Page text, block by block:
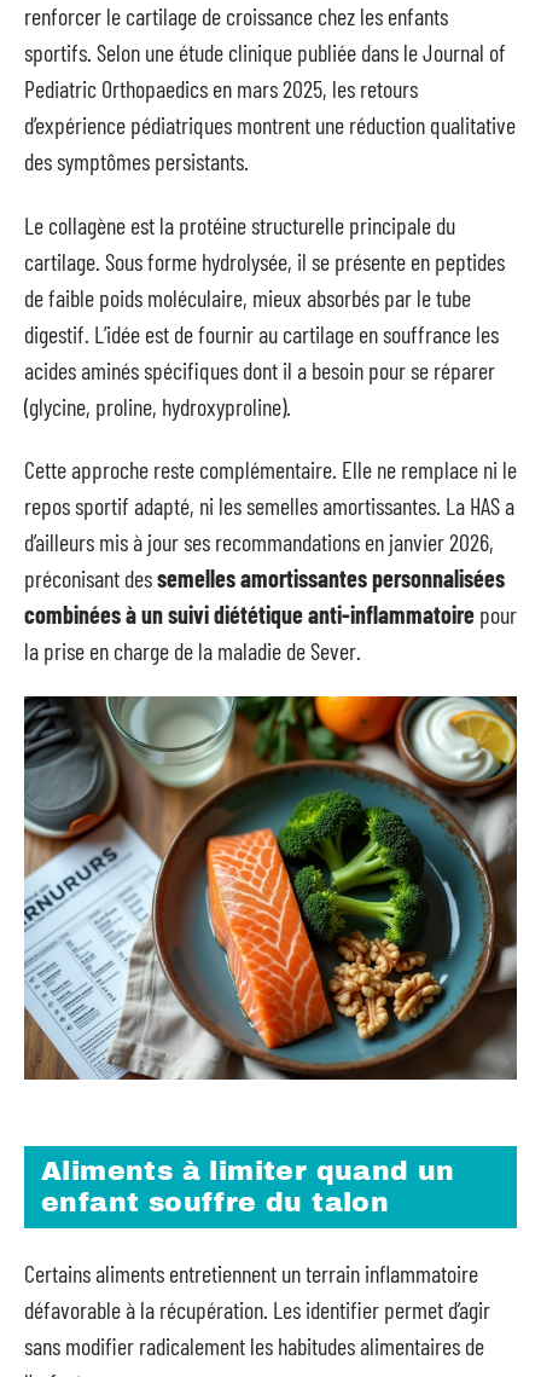
renforcer le cartilage de croissance chez les enfants
sportifs. Selon une étude clinique publiée dans le Journal of
Pediatric Orthopaedics en mars 2025, les retours
d’expérience pédiatriques montrent une réduction qualitative
des symptômes persistants.
Le collagène est la protéine structurelle principale du
cartilage. Sous forme hydrolysée, il se présente en peptides
de faible poids moléculaire, mieux absorbés par le tube
digestif. L’idée est de fournir au cartilage en souffrance les
acides aminés spécifiques dont il a besoin pour se réparer
(glycine, proline, hydroxyproline).
Cette approche reste complémentaire. Elle ne remplace ni le
repos sportif adapté, ni les semelles amortissantes. La HAS a
d’ailleurs mis à jour ses recommandations en janvier 2026,
préconisant dessemelles amortissantes personnalisées
combinées à un suivi diététique anti-inflammatoire pour
la prise en charge de la maladie de Sever.
Aliments à limiter quand un
enfant souffre du talon
Certains aliments entretiennent un terrain inflammatoire
défavorable à la récupération. Les identifier permet d’agir
sans modifier radicalement les habitudes alimentaires de